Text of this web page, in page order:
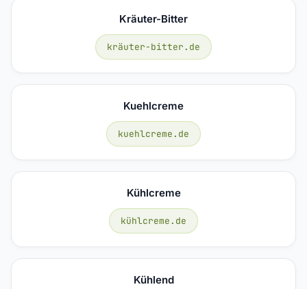
Kräuter-Bitter
kräuter-bitter.de
Kuehlcreme
kuehlcreme.de
Kühlcreme
kühlcreme.de
Kühlend